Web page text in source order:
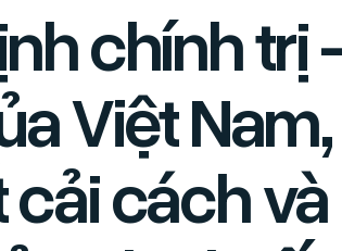
chính trị
Việt Nam,
cách và